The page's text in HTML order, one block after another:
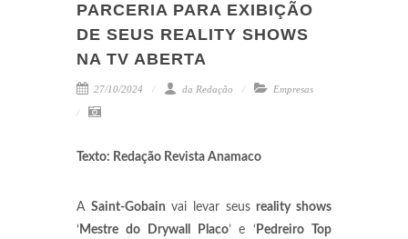
PARCERIA PARA EXIBIÇÃO
DE SEUS REALITY SHOWS
NA TV ABERTA
27/10/2024 da Redação Empresas
Texto: Redação Revista Anamaco
A Saint-Gobain vai levar seusreality shows
‘ Mestre do Drywall Placo’ e ‘ Pedreiro Top